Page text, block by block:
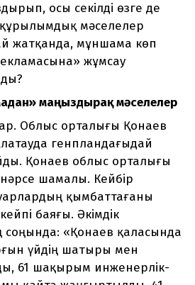
осы секілді өзге де
мәселелер
жатқанда, мұншама көп
жұмсау
маңыздырақ мәселелер
Облыс орталығы Қонаев
генпландағыдай
Қонаев облыс орталығы
шамалы. Кейбір
қымбаттағаны
баяғы. Әкімдік
«Қонаев қаласында
үйдің шатыры мен
61 шақырым инженерлік-